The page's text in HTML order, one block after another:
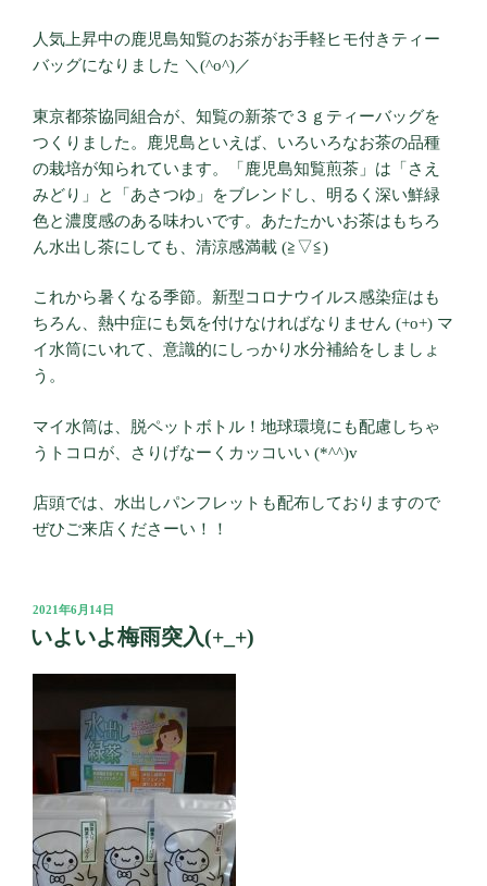
人気上昇中の鹿児島知覧のお茶がお手軽ヒモ付きティー
バッグになりました ＼(^o^)／
東京都茶協同組合が、知覧の新茶で３ｇティーバッグを
つくりました。鹿児島といえば、いろいろなお茶の品種
の栽培が知られています。「鹿児島知覧煎茶」は「さえ
みどり」と「あさつゆ」をブレンドし、明るく深い鮮緑
色と濃度感のある味わいです。あたたかいお茶はもちろ
ん水出し茶にしても、清涼感満載 (≧▽≦)
これから暑くなる季節。新型コロナウイルス感染症はも
ちろん、熱中症にも気を付けなければなりません (+o+) マ
イ水筒にいれて、意識的にしっかり水分補給をしましょ
う。
マイ水筒は、脱ペットボトル！地球環境にも配慮しちゃ
うトコロが、さりげなーくカッコいい (*^^)v
店頭では、水出しパンフレットも配布しておりますので
ぜひご来店くださーい！！
投
稿
日:
2021年6月14日
いよいよ梅雨突入(+_+)